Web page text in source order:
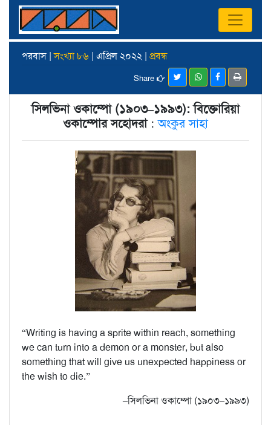
পরবাস |সংখ্যা ৮৬ | এপ্রিল ২০২২ | প্রবন্ধ
Share
সিলভিনা ওকাম্পো (১৯০৩–১৯৯৩): বিক্তোরিয়া
ওকাম্পোর সহোদরা:অংকুর সাহা
“Writing is having a sprite within reach, something
we can turn into a demon or a monster, but also
something that will give us unexpected happiness or
the wish to die.”
–সিলভিনা ওকাম্পো (১৯০৩–১৯৯৩)